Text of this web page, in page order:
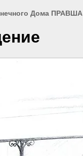
Дома ПРАВША